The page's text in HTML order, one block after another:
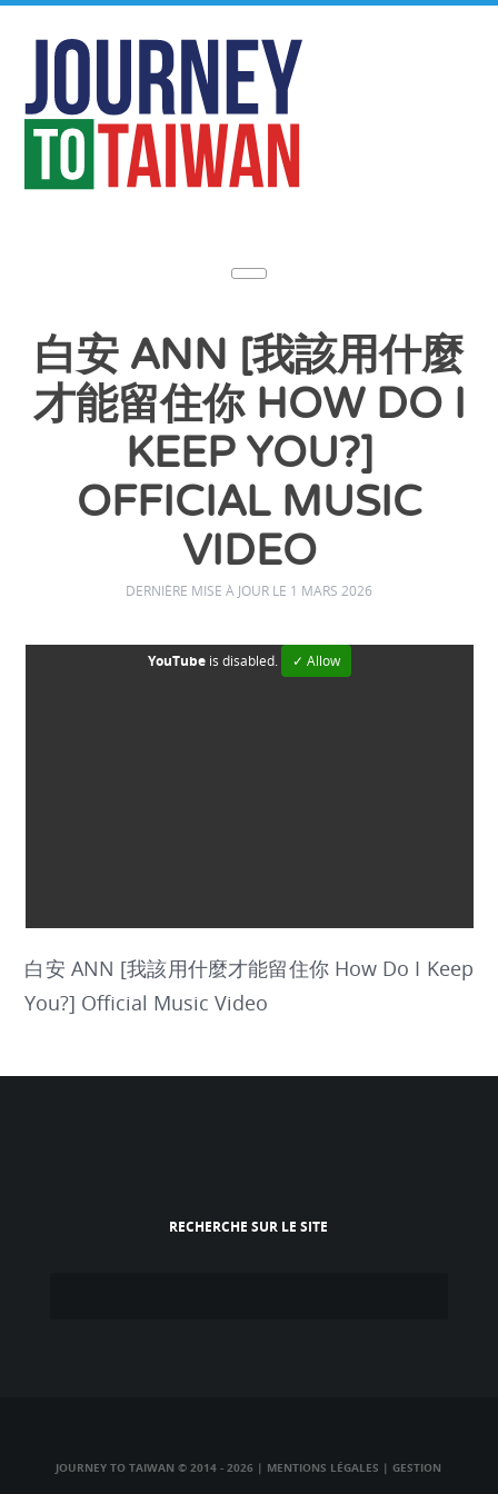
白安 ANN [我該用什麼
才能留住你 HOW DO I
KEEP YOU?]
OFFICIAL MUSIC
VIDEO
DERNIÈRE MISE À JOUR LE 1 MARS 2026
YouTubeis disabled. ✓ Allow
白安 ANN [我該用什麼才能留住你 How Do I Keep
You?] Official Music Video
RECHERCHE SUR LE SITE
JOURNEY TO TAIWAN © 2014 - 2026 | MENTIONS LÉGALES |GESTION